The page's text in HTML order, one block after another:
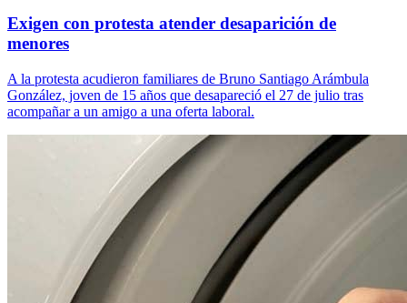
Exigen con protesta atender desaparición de
menores
A la protesta acudieron familiares de Bruno Santiago Arámbula
González, joven de 15 años que desapareció el 27 de julio tras
acompañar a un amigo a una oferta laboral.